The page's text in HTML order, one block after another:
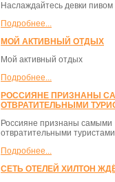
Наслаждайтесь девки пивом
Подробнее...
МОЙ АКТИВНЫЙ ОТДЫХ
Мой активный отдых
Подробнее...
РОССИЯНЕ ПРИЗНАНЫ
ОТВРАТИТЕЛЬНЫМИ
Россияне признаны самыми
отвратительными туристами
Подробнее...
СЕТЬ ОТЕЛЕЙ ХИЛТОН